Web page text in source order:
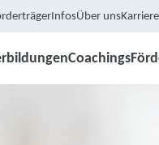
InfosÜber unsKarriere
Coachings